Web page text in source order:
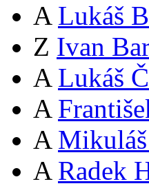
A Lukáš
Z Ivan
A Lukáš
A
A
A Radek